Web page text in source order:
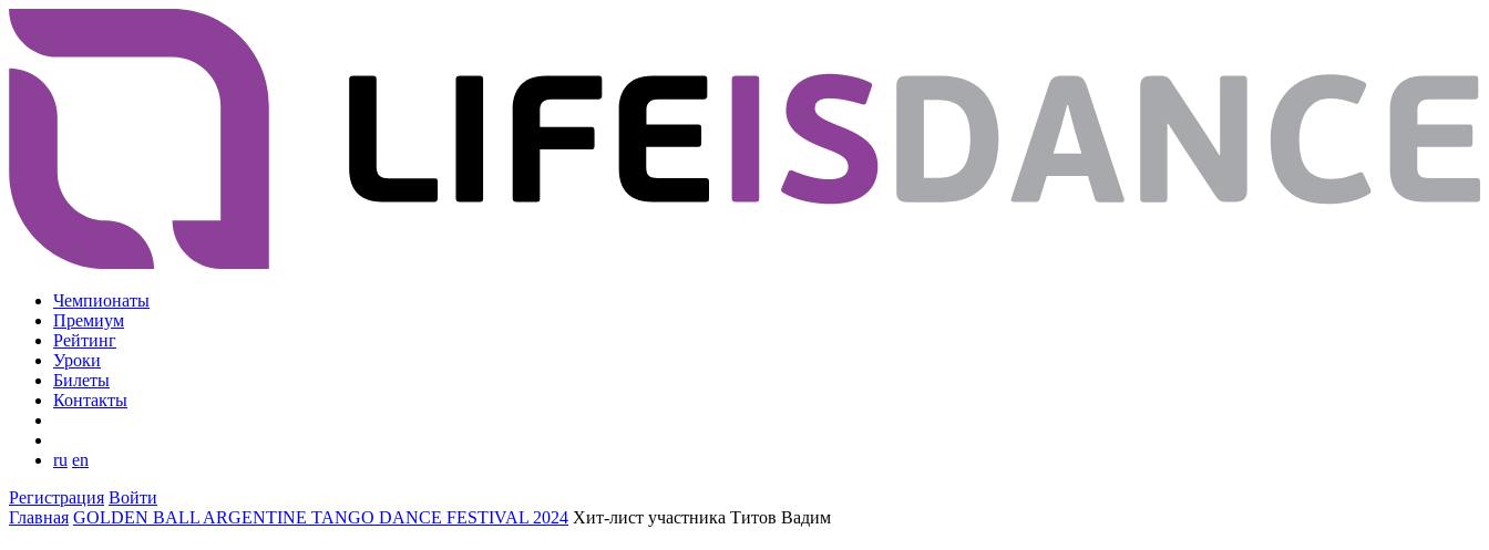
Чемпионаты
Премиум
Рейтинг
Уроки
Билеты
Контакты
ru en
Регистрация Войти
Главная GOLDEN BALL ARGENTINE TANGO DANCE FESTIVAL 2024 Хит-лист участника Титов Вадим